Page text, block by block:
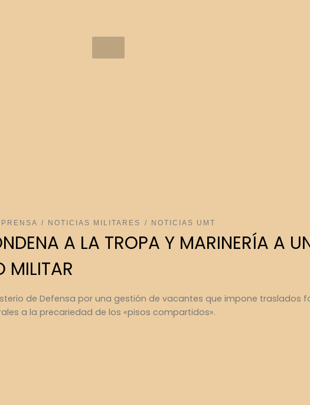
NOTICIAS MILITARES NOTICIAS UMT
A LA TROPA Y MARINERÍA A
MILITAR
de Defensa por una gestión de vacantes que impone traslados
a la precariedad de los «pisos compartidos».